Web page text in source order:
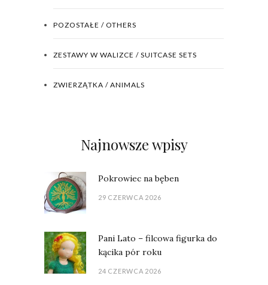
POZOSTAŁE / OTHERS
ZESTAWY W WALIZCE / SUITCASE SETS
ZWIERZĄTKA / ANIMALS
Najnowsze wpisy
Pokrowiec na bęben
29 CZERWCA 2026
Pani Lato – filcowa figurka do
kącika pór roku
24 CZERWCA 2026